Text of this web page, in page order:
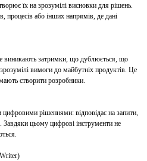
їх на зрозумілі висновки для рішень.
процесів або інших напрямів, де дані
виникають затримки, що дублюється, що
вимоги до майбутніх продуктів. Це
створити розробники.
рішеннями: відповідає на запити,
цьому цифрові інструменти не